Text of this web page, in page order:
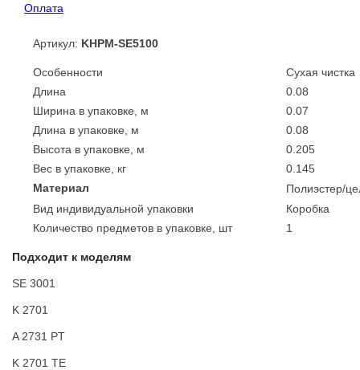
Оплата
Артикул: KHPM-SE5100
Особенности
Сухая чистка
Длина
0.08
Ширина в упаковке, м
0.07
Длина в упаковке, м
0.08
Высота в упаковке, м
0.205
Вес в упаковке, кг
0.145
Материал
Полиэстер/
Вид индивидуальной упаковки
Коробка
Количество предметов в упаковке, шт
1
Подходит к моделям
SE 3001
K 2701
A 2731 PT
K 2701 TE